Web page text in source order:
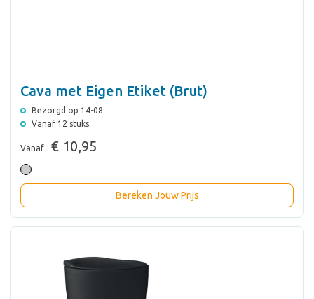
Cava met Eigen Etiket (Brut)
Bezorgd op 14-08
Vanaf 12 stuks
Vanaf € 10,95
Bereken Jouw Prijs